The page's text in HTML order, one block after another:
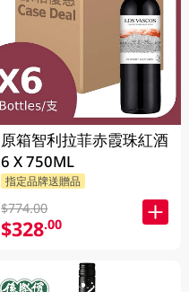
原箱智利拉菲赤霞珠紅酒
6 X 750ML
指定品牌送贈品
$774.00
$328.00